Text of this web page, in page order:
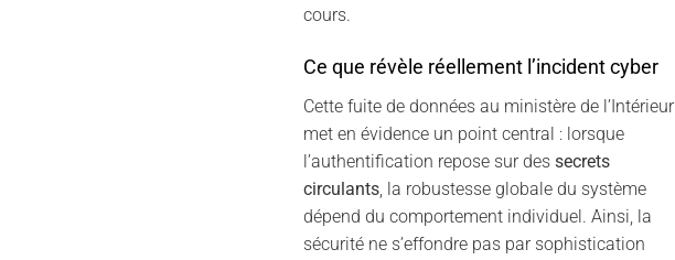
cours.
Ce que révèle réellement l’incident cyber
Cette fuite de données au ministère de l’Intérieur
met en évidence un point central : lorsque
l’authentification repose sur des secrets
circulants, la robustesse globale du système
dépend du comportement individuel. Ainsi, la
sécurité ne s’effondre pas par sophistication